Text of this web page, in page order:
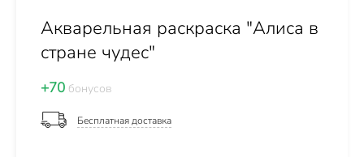
Акварельная раскраска "Алиса в
стране чудес"
+70 бонусов
Бесплатная доставка